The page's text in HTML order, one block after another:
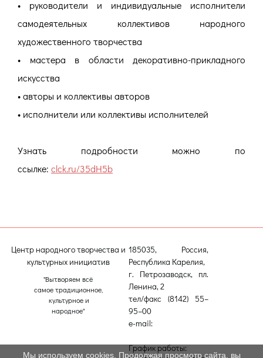
• руководители и индивидуальные исполнители
самодеятельных коллективов народного
художественного творчества
• мастера в области декоративно-прикладного
искусства
• авторы и коллективы авторов
• исполнители или коллективы исполнителей
Узнать подробности можно по
ссылке: clck.ru/35dH5b
Центр народного творчества и
культурных инициатив
"Вытворяем всё
самое традиционное,
культурное и
народное"
185035, Россия,
Республика Карелия,
г. Петрозаводск, пл.
Ленина, 2
тел/факс (8142) 55–
95–00
e-mail:
График работы:
Мы используем cookies. Продолжая просмотр сайта, вы